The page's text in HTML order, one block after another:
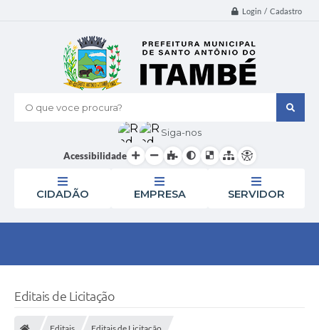
Login / Cadastro
O que voce procura?
Siga-nos
Acessibilidade
CIDADÃO EMPRESA SERVIDOR
Editais de Licitação